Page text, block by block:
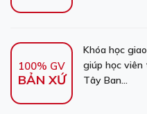
100% GV
BẢN XỨ
Khóa học
giúp học
Tây Ban...